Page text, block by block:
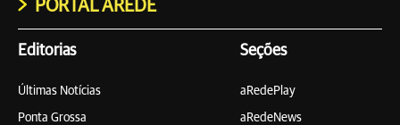
PORTAL AREDE
Editorias
Últimas Notícias
Ponta Grossa
Seções
aRedePlay
aRedeNews